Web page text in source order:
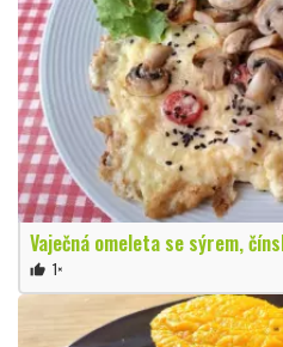
Vaječná omeleta se sýrem,
thumb_up 1×